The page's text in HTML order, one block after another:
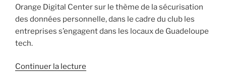
Orange Digital Center sur le thème de la sécurisation
des données personnelle, dans le cadre du club les
entreprises s’engagent dans les locaux de Guadeloupe
tech.
Continuer la lecture